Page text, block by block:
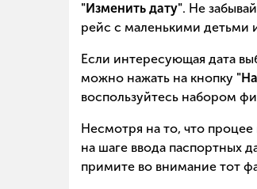
"Изменить дату". Не
рейс с маленькими детьми
Если интересующая дата
можно нажать на кнопку
воспользуйтесь набором
Несмотря на то, что
на шаге ввода паспортных
примите во внимание тот